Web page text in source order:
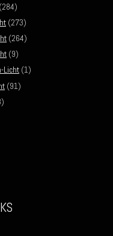
(284)
(273)
(264)
(9)
Licht (1)
(91)